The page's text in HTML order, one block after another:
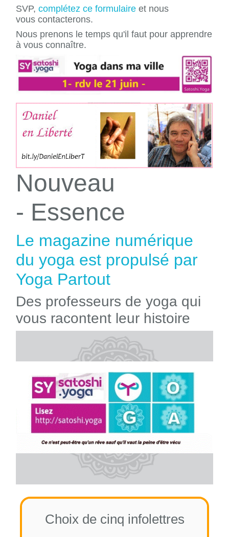
SVP, complétez ce formulaire et nous
vous contacterons.
Nous prenons le temps qu'il faut pour apprendre
à vous connaître.
Nouveau
- Essence
Le magazine numérique
du yoga est propulsé par
Yoga Partout
Des professeurs de yoga qui
vous racontent leur histoire
Choix de cinq infolettres